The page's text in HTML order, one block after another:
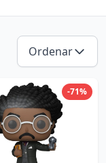
Ordenar
-71%